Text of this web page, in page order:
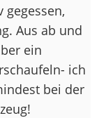
Aus ab und
ein
ich
bei der